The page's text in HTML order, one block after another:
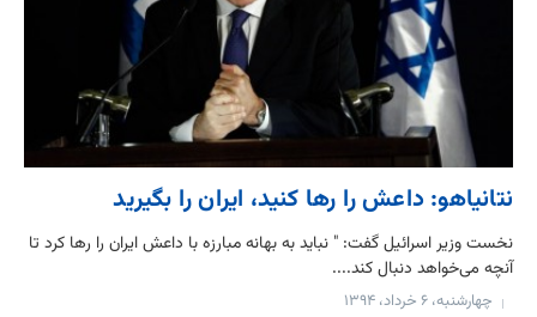
نتانیاهو: داعش را رها کنید، ایران را بگیرید
نخست وزیر اسرائیل گفت: " نباید به بهانه مبارزه با داعش ایران را رها کرد تا
آنچه می‌خواهد دنبال کند....
چهارشنبه، ۶ خرداد، ۱۳۹۴